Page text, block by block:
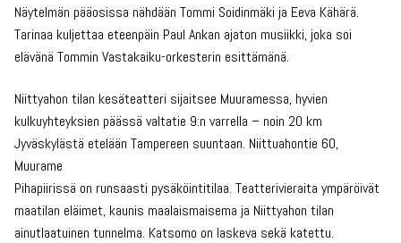
Näytelmän pääosissa nähdään Tommi Soidinmäki ja Eeva Kähärä.
Tarinaa kuljettaa eteenpäin Paul Ankan ajaton musiikki, joka soi
elävänä Tommin Vastakaiku-orkesterin esittämänä.
Niittyahon tilan kesäteatteri sijaitsee Muuramessa, hyvien
kulkuyhteyksien päässä valtatie 9:n varrella – noin 20 km
Jyväskylästä etelään Tampereen suuntaan. Niittuahontie 60,
Muurame
Pihapiirissä on runsaasti pysäköintitilaa. Teatterivieraita ympäröivät
maatilan eläimet, kaunis maalaismaisema ja Niittyahon tilan
ainutlaatuinen tunnelma. Katsomo on laskeva sekä katettu.